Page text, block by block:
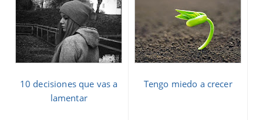
10 decisiones que vas a
lamentar
Tengo miedo a crecer